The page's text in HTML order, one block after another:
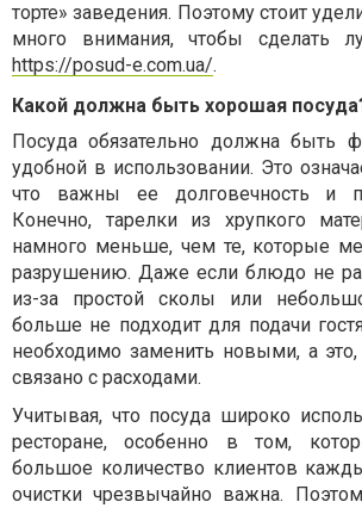
торте» заведения. Поэтому стоит
много внимания, чтобы сделать
https://posud-e.com.ua/.
Какой должна быть хорошая
Посуда обязательно должна быть
удобной в использовании. Это
что важны ее долговечность и
Конечно, тарелки из хрупкого
намного меньше, чем те, которые
разрушению. Даже если блюдо не
из-за простой сколы или
больше не подходит для подачи
необходимо заменить новыми, а
связано с расходами.
Учитывая, что посуда широко
ресторане, особенно в том,
большое количество клиентов
очистки чрезвычайно важна.